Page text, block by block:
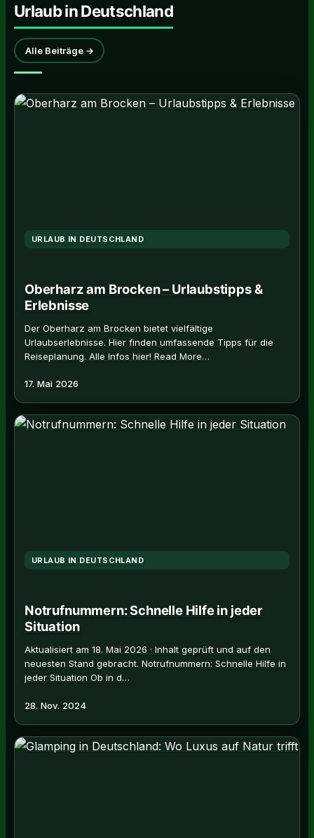
Urlaub in Deutschland
Alle Beiträge →
URLAUB IN DEUTSCHLAND
Oberharz am Brocken – Urlaubstipps &
Erlebnisse
Der Oberharz am Brocken bietet vielfältige
Urlaubserlebnisse. Hier finden umfassende Tipps für die
Reiseplanung. Alle Infos hier! Read More…
17. Mai 2026
URLAUB IN DEUTSCHLAND
Notrufnummern: Schnelle Hilfe in jeder
Situation
Aktualisiert am 18. Mai 2026 · Inhalt geprüft und auf den
neuesten Stand gebracht. Notrufnummern: Schnelle Hilfe in
jeder Situation Ob in d…
28. Nov. 2024